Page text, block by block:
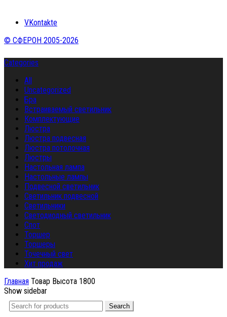
VKontakte
© СФЕРОН 2005-2026
Categories
All
Uncategorized
Бра
Встраиваемый светильник
Комплектующие
Люстра
Люстра подвесная
Люстра потолочная
Люстры
Настольная лампа
Настольные лампы
Подвесной светильник
Светильник подвесной
Светильники
Светодиодный светильник
Спот
Торшер
Торшеры
Точечный свет
Хит продаж
Главная Товар Высота 1800
Show sidebar
Search